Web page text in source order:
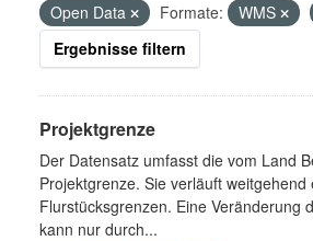
Open Data
Formate: WMS
Ergebnisse filtern
Projektgrenze
Der Datensatz umfasst die vom Land
Projektgrenze. Sie verläuft weitgehend
Flurstücksgrenzen. Eine Veränderung
kann nur durch...